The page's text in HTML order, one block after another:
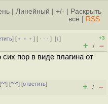
Линейный +/-
Раскрыть
всё
RSS
] [ ﹢﹢﹢] [ · · ·][↓]
+3
+ / –
пор в виде плагина от
^^] [^^^] [ответить]
+ / –